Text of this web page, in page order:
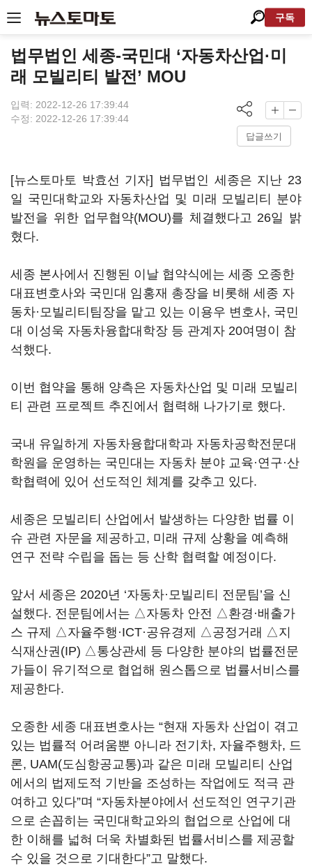
구독
법무법인 세종-국민대 ‘자동차산업·미
래 모빌리티 발전’ MOU
입력: 2022-12-26 17:39:44
수정: 2022-12-26 17:39:44
답글쓰기
[뉴스토마토 박효선 기자] 법무법인 세종은 지난 23
일 국민대학교와 자동차산업 및 미래 모빌리티 분야
발전을 위한 업무협약(MOU)를 체결했다고 26일 밝
혔다.
세종 본사에서 진행된 이날 협약식에는 세종 오종한
대표변호사와 국민대 임홍재 총장을 비롯해 세종 자
동차·모빌리티팀장을 맡고 있는 이용우 변호사, 국민
대 이성욱 자동차융합대학장 등 관계자 20여명이 참
석했다.
이번 협약을 통해 양측은 자동차산업 및 미래 모빌리
티 관련 프로젝트 추진에서 협력해 나가기로 했다.
국내 유일하게 자동차융합대학과 자동차공학전문대
학원을 운영하는 국민대는 자동차 분야 교육·연구·산
학협력에 있어 선도적인 체계를 갖추고 있다.
세종은 모빌리티 산업에서 발생하는 다양한 법률 이
슈 관련 자문을 제공하고, 미래 규제 상황을 예측해
연구 전략 수립을 돕는 등 산학 협력할 예정이다.
앞서 세종은 2020년 ‘자동차·모빌리티 전문팀’을 신
설했다. 전문팀에서는 △자동차 안전 △환경·배출가
스 규제 △자율주행·ICT·공유경제 △공정거래 △지
식재산권(IP) △통상관세 등 다양한 분야의 법률전문
가들이 유기적으로 협업해 원스톱으로 법률서비스를
제공한다.
오종한 세종 대표변호사는 “현재 자동차 산업이 겪고
있는 법률적 어려움뿐 아니라 전기차, 자율주행차, 드
론, UAM(도심항공교통)과 같은 미래 모빌리티 산업
에서의 법제도적 기반을 조성하는 작업에도 적극 관
여하고 있다”며 “자동차분야에서 선도적인 연구기관
으로 손꼽히는 국민대학교와의 협업으로 산업에 대
한 이해를 넓혀 더욱 차별화된 법률서비스를 제공할
수 있을 것으로 기대한다”고 말했다.